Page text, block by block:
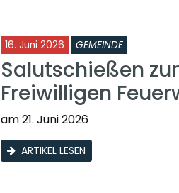
16. Juni 2026 GEMEINDE
Salutschießen
Freiwilligen
am 21. Juni 2026
ARTIKEL LESEN